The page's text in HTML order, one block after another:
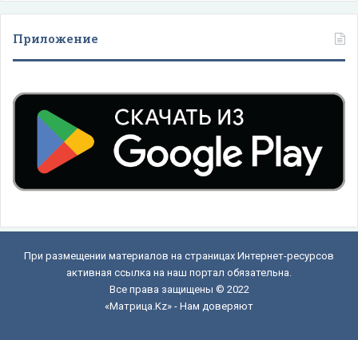
Приложение
При размещении материалов на страницах Интернет-ресурсов
активная ссылка на наш портал обязательна.
Все права защищены © 2022
«Матрица.Kz» - Нам доверяют